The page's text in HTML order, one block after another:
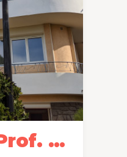
Maison - Rue Prof. Ranvier